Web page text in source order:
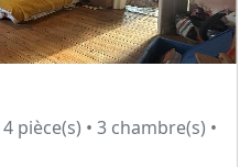
pièce(s) • 3 chambre(s) •